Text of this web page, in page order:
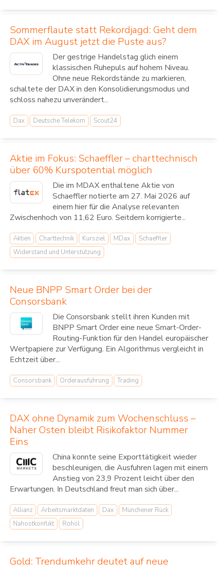
Sommerflaute statt Rekordjagd: Geht dem
DAX im August jetzt die Puste aus?
Der gestrige Handelstag glich einem
klassischen Ruhepuls auf hohem Niveau.
Ohne neue Rekordstände zu markieren,
schaltete der DAX in den Konsolidierungsmodus und
schloss nahezu unverändert...
Dax Deutsche Telekom Scout24
Aktie im Fokus: Schaeffler – charttechnisch
über 60% Kurspotential möglich
Die im MDAX enthaltene Aktie von
Schaeffler notierte am 27. Mai 2026 auf
einem hier für die Analyse relevanten
Zwischenhoch von 11,62 Euro. Seitdem korrigierte...
Aktien Charttechnik Kursziel MDax
Schaeffler
Widerstand und Unterstützung
Neue BNPP Smart Order bei der
Consorsbank
Die Consorsbank stellt ihren Kunden mit
BNPP Smart Order eine neue Smart-Order-
Routing-Funktion für den Handel europäischer
Wertpapiere zur Verfügung. Ein Algorithmus vergleicht in
Echtzeit über...
Consorsbank Orderausführung Trading
DAX ohne Dynamik zum Wochenschluss –
Naher Osten bleibt Risikofaktor Nummer
Eins
China konnte seine Exporttätigkeit wieder
beschleunigen, die Ausfuhren lagen mit einem
Anstieg von 23,9 Prozent leicht über den
Erwartungen. In Deutschland freut man sich über...
Allianz Arbeitsmarktdaten Dax
Münchener Rück
Nahostkonflikt
Rohöl
Gold: Trendumkehr deutet auf neue